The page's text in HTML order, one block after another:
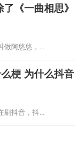
《一曲相思》
做阿悠悠，...
梗 为什么抖音
刷抖音，抖...